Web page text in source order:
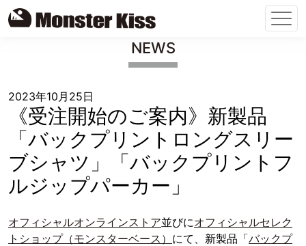
NEWS
2023年10月25日
《受注開始のご案内》新製品
「バックプリントロングスリー
ブシャツ」「バックプリントフ
ルジップパーカー」
オフィシャルオンラインストア並びにオフィシャルセレク
トショップ（モンスターベース） にて、新製品「バックプ